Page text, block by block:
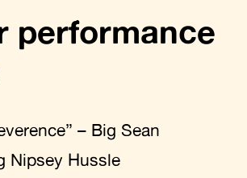
performance
– Big Sean
Nipsey Hussle